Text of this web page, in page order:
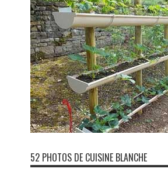
52 PHOTOS DE CUISINE BLANCHE